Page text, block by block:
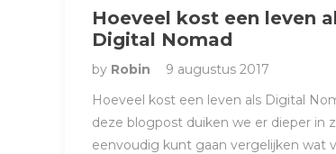
Hoeveel kost een leven
Digital Nomad
by Robin
9 augustus 2017
Hoeveel kost een leven als Digital
deze blogpost duiken we er dieper in
eenvoudig kunt gaan vergelijken wat